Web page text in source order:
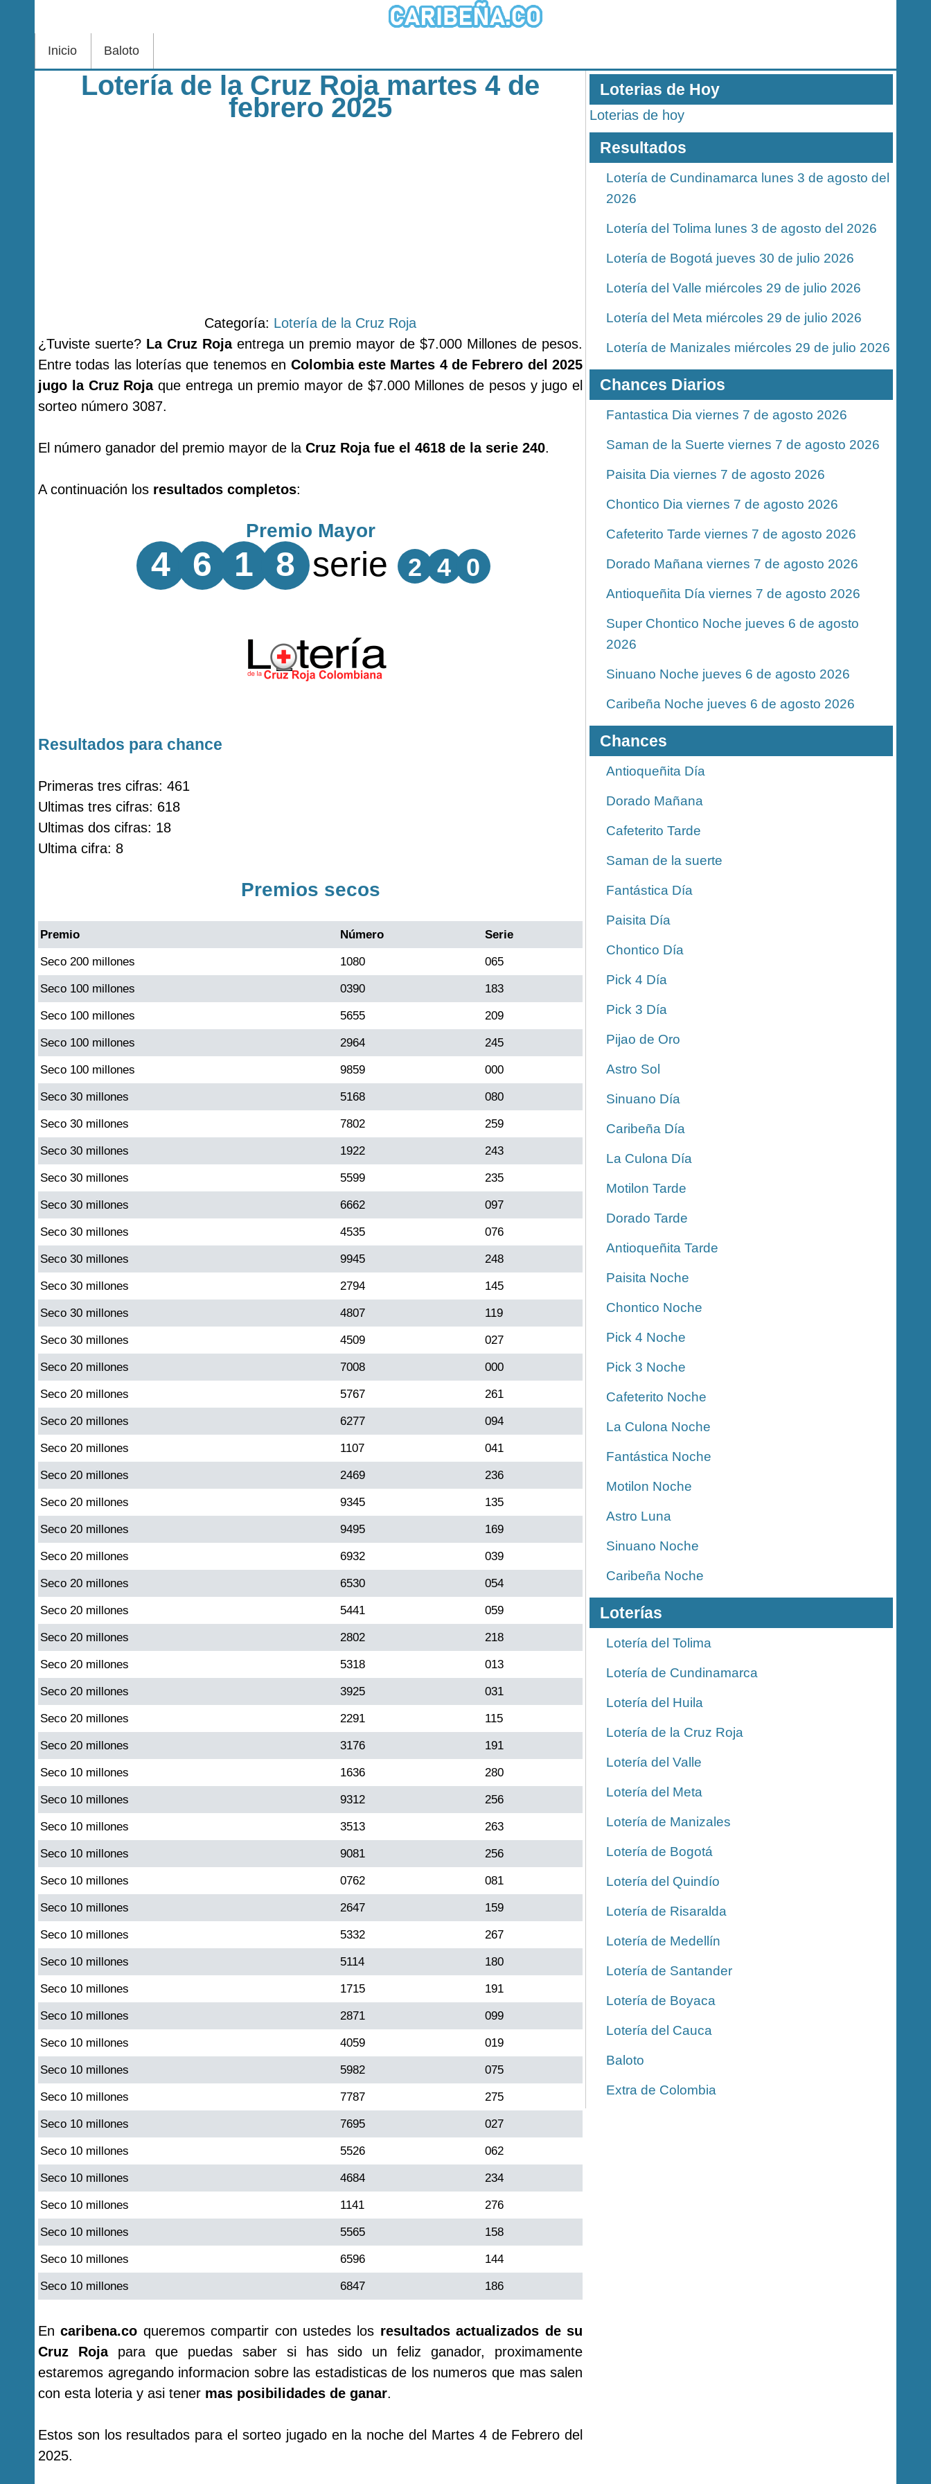
Inicio Baloto
Lotería de la Cruz Roja martes 4 de
febrero 2025
Categoría: Lotería de la Cruz Roja
¿Tuviste suerte? La Cruz Rojaentrega un premio mayor de $7.000 Millones de pesos.
Entre todas las loterías que tenemos en Colombia este Martes 4 de Febrero del 2025
jugo la Cruz Rojaque entrega un premio mayor de $7.000 Millones de pesos y jugo el
sorteo número 3087.
El número ganador del premio mayor de la Cruz Roja fue el 4618 de la serie 240.
A continuación los resultados completos:
Premio Mayor
4 6 1 8 serie 2 4 0
Resultados para chance
Primeras tres cifras: 461
Ultimas tres cifras: 618
Ultimas dos cifras: 18
Ultima cifra: 8
Premios secos
Premio Número Serie
Seco 200 millones 1080 065
Seco 100 millones 0390 183
Seco 100 millones 5655 209
Seco 100 millones 2964 245
Seco 100 millones 9859 000
Seco 30 millones 5168 080
Seco 30 millones 7802 259
Seco 30 millones 1922 243
Seco 30 millones 5599 235
Seco 30 millones 6662 097
Seco 30 millones 4535 076
Seco 30 millones 9945 248
Seco 30 millones 2794 145
Seco 30 millones 4807 119
Seco 30 millones 4509 027
Seco 20 millones 7008 000
Seco 20 millones 5767 261
Seco 20 millones 6277 094
Seco 20 millones 1107 041
Seco 20 millones 2469 236
Seco 20 millones 9345 135
Seco 20 millones 9495 169
Seco 20 millones 6932 039
Seco 20 millones 6530 054
Seco 20 millones 5441 059
Seco 20 millones 2802 218
Seco 20 millones 5318 013
Seco 20 millones 3925 031
Seco 20 millones 2291 115
Seco 20 millones 3176 191
Seco 10 millones 1636 280
Seco 10 millones 9312 256
Seco 10 millones 3513 263
Seco 10 millones 9081 256
Seco 10 millones 0762 081
Seco 10 millones 2647 159
Seco 10 millones 5332 267
Seco 10 millones 5114 180
Seco 10 millones 1715 191
Seco 10 millones 2871 099
Seco 10 millones 4059 019
Seco 10 millones 5982 075
Seco 10 millones 7787 275
Seco 10 millones 7695 027
Seco 10 millones 5526 062
Seco 10 millones 4684 234
Seco 10 millones 1141 276
Seco 10 millones 5565 158
Seco 10 millones 6596 144
Seco 10 millones 6847 186
Encaribena.co queremos compartir con ustedes los resultados actualizados de su
Cruz Rojapara que puedas saber si has sido un feliz ganador, proximamente
estaremos agregando informacion sobre las estadisticas de los numeros que mas salen
con esta loteria y asi tener mas posibilidades de ganar.
Estos son los resultados para el sorteo jugado en la noche del Martes 4 de Febrero del
2025.
Loterias de Hoy
Loterias de hoy
Resultados
Lotería de Cundinamarca lunes 3 de agosto del
2026
Lotería del Tolima lunes 3 de agosto del 2026
Lotería de Bogotá jueves 30 de julio 2026
Lotería del Valle miércoles 29 de julio 2026
Lotería del Meta miércoles 29 de julio 2026
Lotería de Manizales miércoles 29 de julio 2026
Chances Diarios
Fantastica Dia viernes 7 de agosto 2026
Saman de la Suerte viernes 7 de agosto 2026
Paisita Dia viernes 7 de agosto 2026
Chontico Dia viernes 7 de agosto 2026
Cafeterito Tarde viernes 7 de agosto 2026
Dorado Mañana viernes 7 de agosto 2026
Antioqueñita Día viernes 7 de agosto 2026
Super Chontico Noche jueves 6 de agosto
2026
Sinuano Noche jueves 6 de agosto 2026
Caribeña Noche jueves 6 de agosto 2026
Chances
Antioqueñita Día
Dorado Mañana
Cafeterito Tarde
Saman de la suerte
Fantástica Día
Paisita Día
Chontico Día
Pick 4 Día
Pick 3 Día
Pijao de Oro
Astro Sol
Sinuano Día
Caribeña Día
La Culona Día
Motilon Tarde
Dorado Tarde
Antioqueñita Tarde
Paisita Noche
Chontico Noche
Pick 4 Noche
Pick 3 Noche
Cafeterito Noche
La Culona Noche
Fantástica Noche
Motilon Noche
Astro Luna
Sinuano Noche
Caribeña Noche
Loterías
Lotería del Tolima
Lotería de Cundinamarca
Lotería del Huila
Lotería de la Cruz Roja
Lotería del Valle
Lotería del Meta
Lotería de Manizales
Lotería de Bogotá
Lotería del Quindío
Lotería de Risaralda
Lotería de Medellín
Lotería de Santander
Lotería de Boyaca
Lotería del Cauca
Baloto
Extra de Colombia